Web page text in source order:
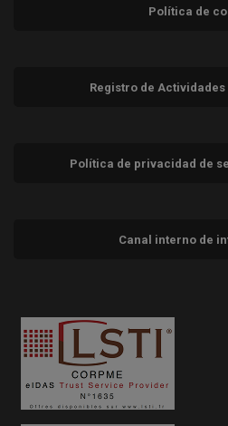
Política de
Registro de
Política de privacidad de
Canal interno de